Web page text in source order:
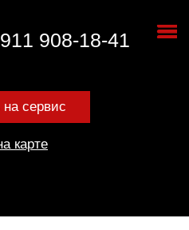
908-18-41
сервис
карте